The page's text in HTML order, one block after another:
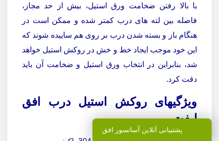
با بالا رفتن ضخامت ورق استیل، بیش از حد مجاز،
فاصله بین لته های درب کمتر شده و ممکن است در
هنگام باز و بسته شدن درب بر روی هم ساییده شوند که
این خود موجب ایجاد خط و خش در روکش استیل خواهد
شد، بنابراین در انتخاب ورق استیل و ضخامت آن باید
دقت کرد.
ویژگیهای روکش استیل درب افق
لیفت
پشتیبانی آنلاین آسانسور افق